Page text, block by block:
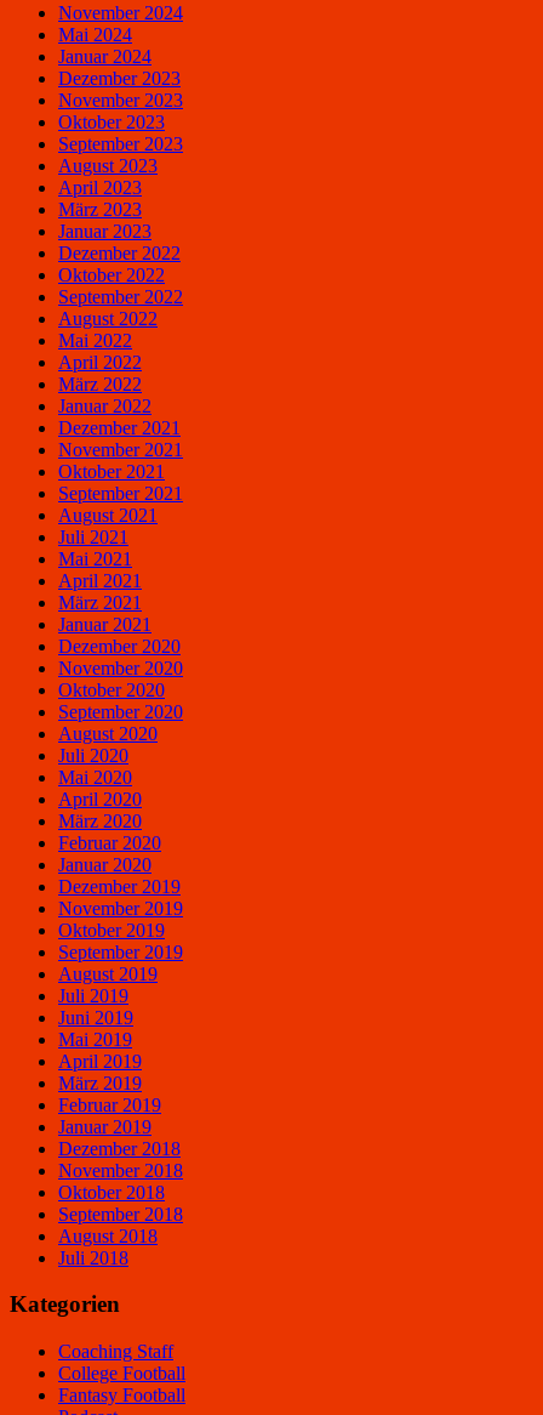
November 2024
Mai 2024
Januar 2024
Dezember 2023
November 2023
Oktober 2023
September 2023
August 2023
April 2023
März 2023
Januar 2023
Dezember 2022
Oktober 2022
September 2022
August 2022
Mai 2022
April 2022
März 2022
Januar 2022
Dezember 2021
November 2021
Oktober 2021
September 2021
August 2021
Juli 2021
Mai 2021
April 2021
März 2021
Januar 2021
Dezember 2020
November 2020
Oktober 2020
September 2020
August 2020
Juli 2020
Mai 2020
April 2020
März 2020
Februar 2020
Januar 2020
Dezember 2019
November 2019
Oktober 2019
September 2019
August 2019
Juli 2019
Juni 2019
Mai 2019
April 2019
März 2019
Februar 2019
Januar 2019
Dezember 2018
November 2018
Oktober 2018
September 2018
August 2018
Juli 2018
Kategorien
Coaching Staff
College Football
Fantasy Football